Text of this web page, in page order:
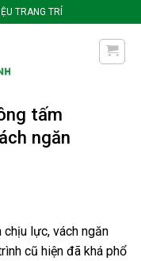
TRANG TRÍ
tấm
ngăn
chịu lực, vách ngăn
cũ hiện đã khá phổ